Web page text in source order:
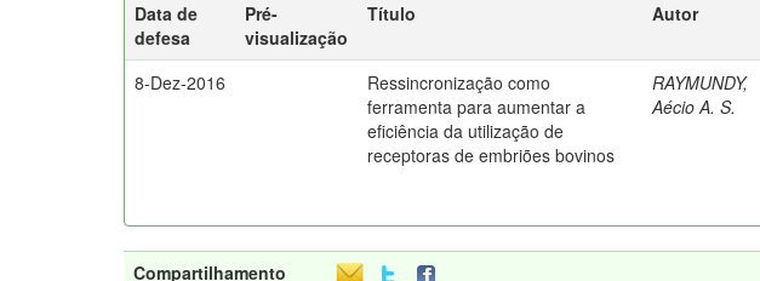
Data de
defesa
Pré-
visualização
Título Autor
8-Dez-2016
Ressincronização como
ferramenta para aumentar a
eficiência da utilização de
receptoras de embriões bovinos
RAYMUNDY,
Aécio A. S.
Compartilhamento